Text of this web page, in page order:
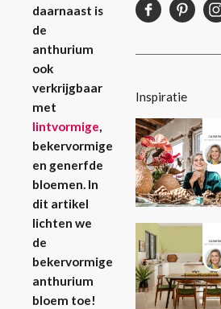
daarnaast is
de
anthurium
ook
verkrijgbaar
met
lintvormige,
bekervormige
en generfde
bloemen. In
dit artikel
lichten we
de
bekervormige
anthurium
bloem toe!
Inspiratie